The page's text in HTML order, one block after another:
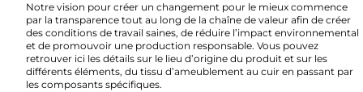
Notre vision pour créer un changement pour le mieux commence
par la transparence tout au long de la chaîne de valeur afin de créer
des conditions de travail saines, de réduire l’impact environnemental
et de promouvoir une production responsable. Vous pouvez
retrouver ici les détails sur le lieu d’origine du produit et sur les
différents éléments, du tissu d’ameublement au cuir en passant par
les composants spécifiques.